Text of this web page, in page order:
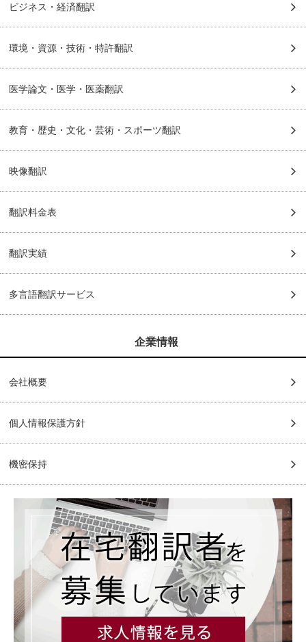
ビジネス・経済翻訳
環境・資源・技術・特許翻訳
医学論文・医学・医薬翻訳
教育・歴史・文化・芸術・スポーツ翻訳
映像翻訳
翻訳料金表
翻訳実績
多言語翻訳サービス
企業情報
会社概要
個人情報保護方針
機密保持